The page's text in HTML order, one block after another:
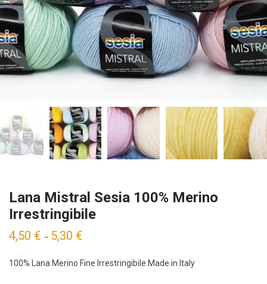
Lana Mistral Sesia 100% Merino
Irrestringibile
4,50 € – 5,30 €
100% Lana Merino Fine Irrestringibile Made in Italy